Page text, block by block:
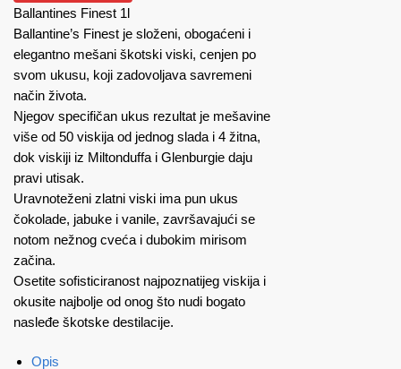
Ballantines Finest 1l
Ballantine’s Finest je složeni, obogaćeni i
elegantno mešani škotski viski, cenjen po
svom ukusu, koji zadovoljava savremeni
način života.
Njegov specifičan ukus rezultat je mešavine
više od 50 viskija od jednog slada i 4 žitna,
dok viskiji iz Miltonduffa i Glenburgie daju
pravi utisak.
Uravnoteženi zlatni viski ima pun ukus
čokolade, jabuke i vanile, završavajući se
notom nežnog cveća i dubokim mirisom
začina.
Osetite sofisticiranost najpoznatijeg viskija i
okusite najbolje od onog što nudi bogato
nasleđe škotske destilacije.
Opis